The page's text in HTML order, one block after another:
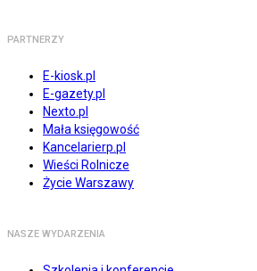
PARTNERZY
E-kiosk.pl
E-gazety.pl
Nexto.pl
Mała księgowość
Kancelarierp.pl
Wieści Rolnicze
Życie Warszawy
NASZE WYDARZENIA